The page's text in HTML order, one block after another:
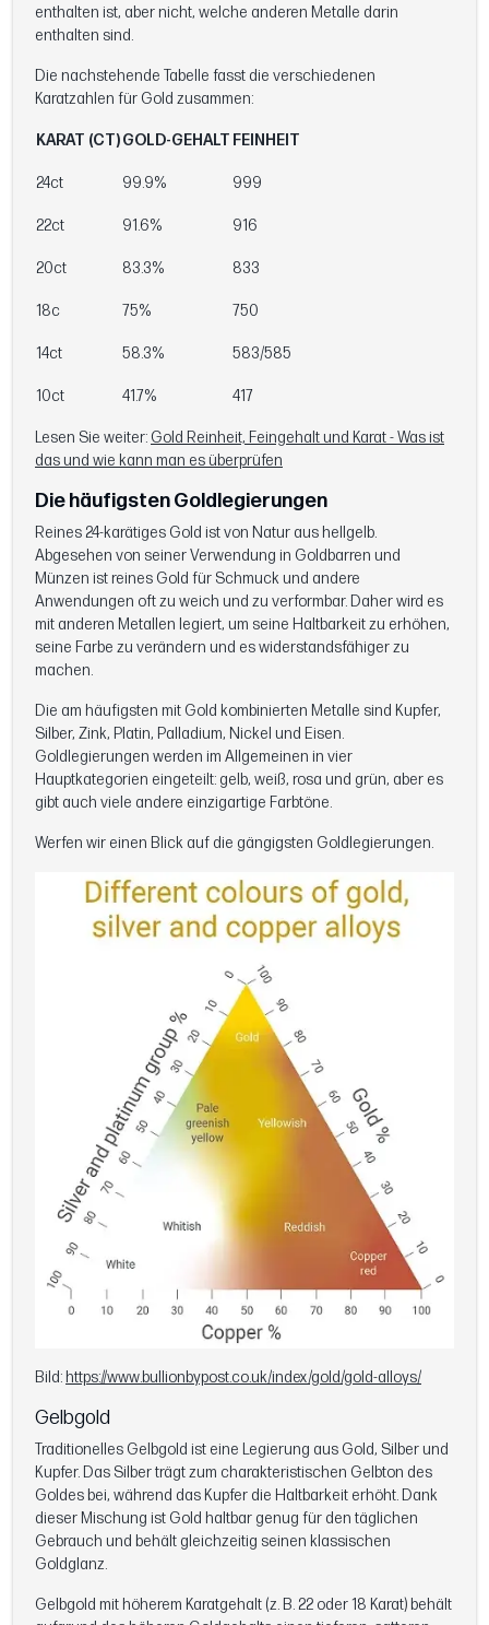
enthalten ist, aber nicht, welche anderen Metalle darin
enthalten sind.
Die nachstehende Tabelle fasst die verschiedenen
Karatzahlen für Gold zusammen:
KARAT (CT)GOLD-GEHALT FEINHEIT
24ct 99.9% 999
22ct 91.6% 916
20ct 83.3% 833
18c 75% 750
14ct 58.3% 583/585
10ct 41.7% 417
Lesen Sie weiter: Gold Reinheit, Feingehalt und Karat - Was ist
das und wie kann man es überprüfen
Die häufigsten Goldlegierungen
Reines 24-karätiges Gold ist von Natur aus hellgelb.
Abgesehen von seiner Verwendung in Goldbarren und
Münzen ist reines Gold für Schmuck und andere
Anwendungen oft zu weich und zu verformbar. Daher wird es
mit anderen Metallen legiert, um seine Haltbarkeit zu erhöhen,
seine Farbe zu verändern und es widerstandsfähiger zu
machen.
Die am häufigsten mit Gold kombinierten Metalle sind Kupfer,
Silber, Zink, Platin, Palladium, Nickel und Eisen.
Goldlegierungen werden im Allgemeinen in vier
Hauptkategorien eingeteilt: gelb, weiß, rosa und grün, aber es
gibt auch viele andere einzigartige Farbtöne.
Werfen wir einen Blick auf die gängigsten Goldlegierungen.
Bild: https://www.bullionbypost.co.uk/index/gold/gold-alloys/
Gelbgold
Traditionelles Gelbgold ist eine Legierung aus Gold, Silber und
Kupfer. Das Silber trägt zum charakteristischen Gelbton des
Goldes bei, während das Kupfer die Haltbarkeit erhöht. Dank
dieser Mischung ist Gold haltbar genug für den täglichen
Gebrauch und behält gleichzeitig seinen klassischen
Goldglanz.
Gelbgold mit höherem Karatgehalt (z. B. 22 oder 18 Karat) behält